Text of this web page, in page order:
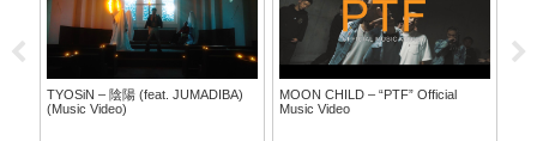
TYOSiN – 陰陽 (feat. JUMADIBA)
(Music Video)
MOON CHILD – “PTF” Official
Music Video